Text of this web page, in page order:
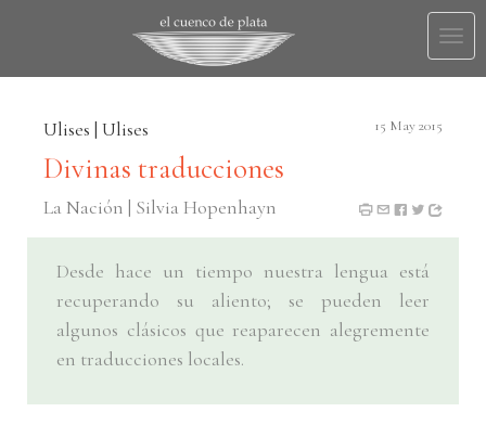
Ulises | Ulises 15 May 2015
Divinas traducciones
La Nación | Silvia Hopenhayn
Desde hace un tiempo nuestra lengua está
recuperando su aliento; se pueden leer
algunos clásicos que reaparecen alegremente
en traducciones locales.